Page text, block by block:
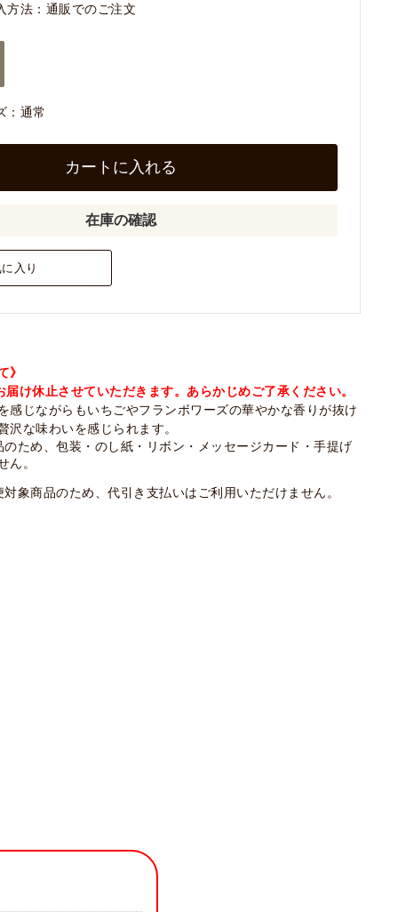
方法：通販でのご注文
：通常
カートに入れる
在庫の確認
入り
》
け休止させていただきます。あらかじめご了承ください。
感じながらもいちごやフランボワーズの華やかな香りが抜け
沢な味わいを感じられます。
ため、包装・のし紙・リボン・メッセージカード・手提げ
ん。
象商品のため、代引き支払いはご利用いただけません。